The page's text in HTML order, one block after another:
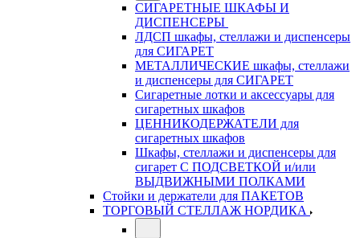
СИГАРЕТНЫЕ ШКАФЫ И
ДИСПЕНСЕРЫ
ЛДСП шкафы, стеллажи и диспенсеры
для СИГАРЕТ
МЕТАЛЛИЧЕСКИЕ шкафы, стеллажи
и диспенсеры для СИГАРЕТ
Сигаретные лотки и аксессуары для
сигаретных шкафов
ЦЕННИКОДЕРЖАТЕЛИ для
сигаретных шкафов
Шкафы, стеллажи и диспенсеры для
сигарет С ПОДСВЕТКОЙ и/или
ВЫДВИЖНЫМИ ПОЛКАМИ
Стойки и держатели для ПАКЕТОВ
ТОРГОВЫЙ СТЕЛЛАЖ НОРДИКА